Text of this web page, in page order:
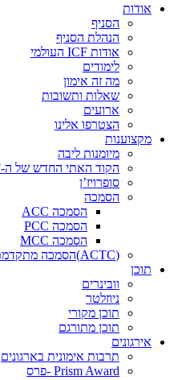
אודות
הסניף
הנהלת הסניף
אודות ICF העולמי
לימודים
מה זה אימון
שאלות ותשובות
ארועים
הצטרפו אלינו
מקצוענות
מיומנות ליבה
הקוד האתי החדש של ה-ICF
סופרויז’ן
הסמכה
הסמכה ACC
הסמכה PCC
הסמכה MCC
(ACTC)הסמכה מתקדמת באימון צוותים
תוכן
וובינרים
ניוזלטר
תוכן מקורי
תוכן מתורגם
אירגונים
תרבות אימונית בארגונים
Prism Award -פרס